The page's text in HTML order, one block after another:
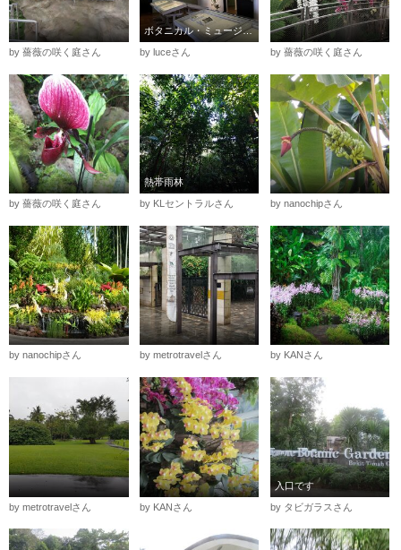
by 薔薇の咲く庭さん
ボタニカル・ミュージアムの展示物
by luceさん
by 薔薇の咲く庭さん
by 薔薇の咲く庭さん
熱帯雨林
by KLセントラルさん
by nanochipさん
by nanochipさん by metrotravelさん by KANさん
by metrotravelさん by KANさん
入口です
by タビガラスさん